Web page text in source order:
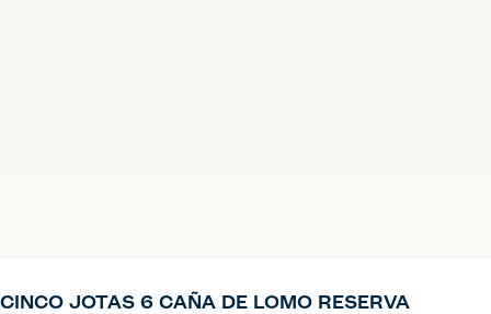
CINCO JOTAS 6 CAÑA DE LOMO RESERVA